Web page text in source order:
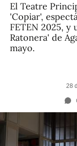
El Teatre
'Copiar',
FETEN 2025, y
Ratonera' de
mayo.
28